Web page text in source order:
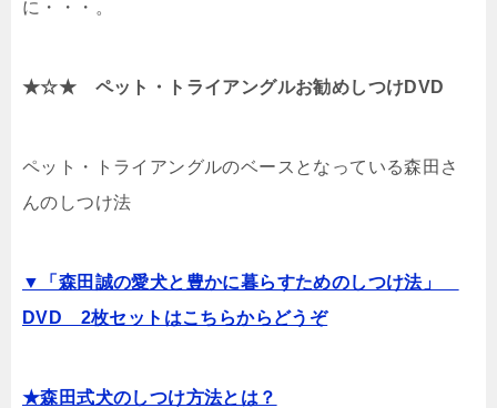
に・・・。
★☆★ ペット・トライアングルお勧めしつけDVD
ペット・トライアングルのベースとなっている森田さ
んのしつけ法
▼「森田誠の愛犬と豊かに暮らすためのしつけ法」
DVD 2枚セットはこちらからどうぞ
★森田式犬のしつけ方法とは？